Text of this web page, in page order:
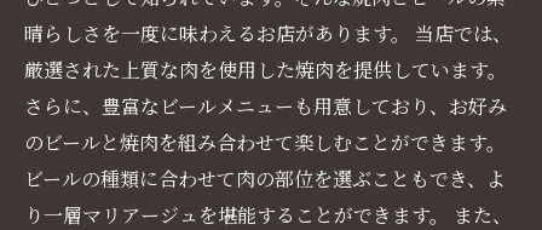
晴らしさを一度に味わえるお店があります。 当店では、
厳選された上質な肉を使用した焼肉を提供しています。
さらに、豊富なビールメニューも用意しており、お好み
のビールと焼肉を組み合わせて楽しむことができます。
ビールの種類に合わせて肉の部位を選ぶこともでき、よ
り一層マリアージュを堪能することができます。 また、